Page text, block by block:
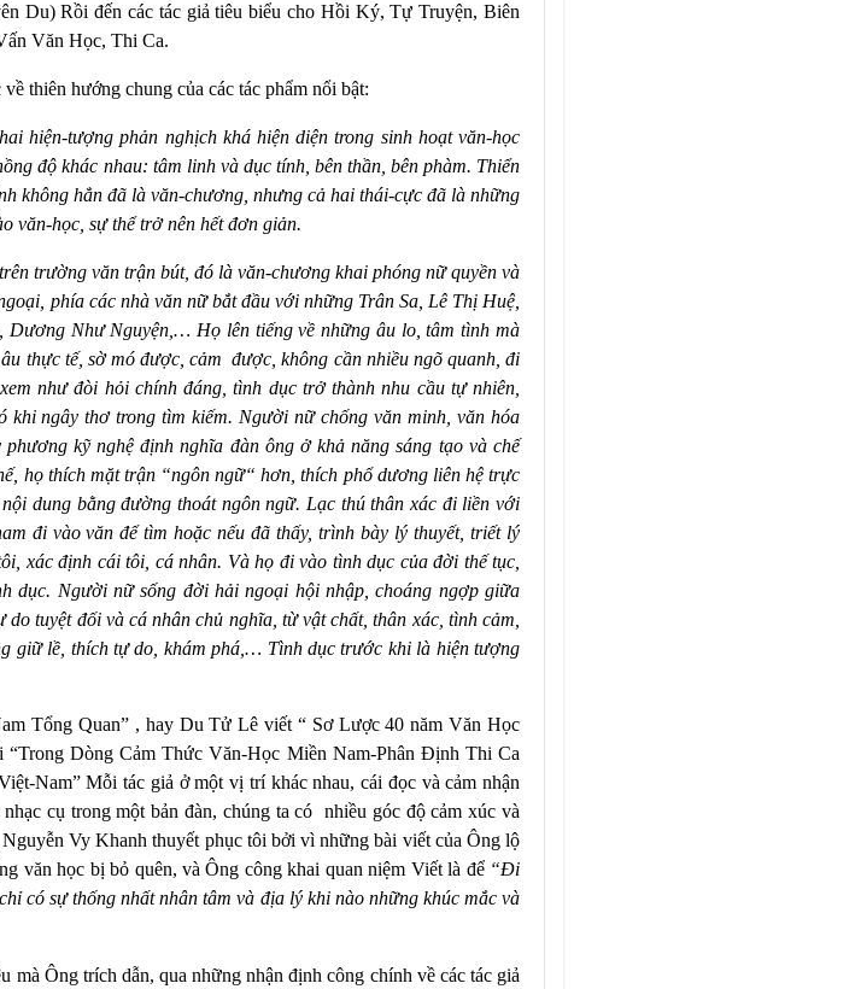
Du) Rồi đến các tác giả tiêu biểu cho Hồi Ký, Tự Truyện, Biên
Văn Học, Thi Ca.
thiên hướng chung của các tác phẩm nổi bật:
hiện-tượng phản nghịch khá hiện diện trong sinh hoạt văn-học
độ khác nhau: tâm linh và dục tính, bên thần, bên phàm. Thiển
không hẳn đã là văn-chương, nhưng cả hai thái-cực đã là những
văn-học, sự thể trở nên hết đơn giản.
trường văn trận bút, đó là văn-chương khai phóng nữ quyền và
phía các nhà văn nữ bắt đầu với những Trân Sa, Lê Thị Huệ,
Như Nguyện,… Họ lên tiếng về những âu lo, tâm tình mà
thực tế, sờ mó được, cảm được, không cần nhiều ngõ quanh, đi
như đòi hỏi chính đáng, tình dục trở thành nhu cầu tự nhiên,
khi ngây thơ trong tìm kiếm. Người nữ chống văn minh, văn hóa
kỹ nghệ định nghĩa đàn ông ở khả năng sáng tạo và chế
họ thích mặt trận “ngôn ngữ“ hơn, thích phổ dương liên hệ trực
dung bằng đường thoát ngôn ngữ. Lạc thú thân xác đi liền với
đi vào văn để tìm hoặc nếu đã thấy, trình bày lý thuyết, triết lý
xác định cái tôi, cá nhân. Và họ đi vào tình dục của đời thế tục,
dục. Người nữ sống đời hải ngoại hội nhập, choáng ngợp giữa
tuyệt đối và cá nhân chủ nghĩa, từ vật chất, thân xác, tình cảm,
giữ lề, thích tự do, khám phá,… Tình dục trước khi là hiện tượng
Tổng Quan” , hay Du Tử Lê viết “ Sơ Lược 40 năm Văn Học
“Trong Dòng Cảm Thức Văn-Học Miền Nam-Phân Định Thi Ca
Nam” Mỗi tác giả ở một vị trí khác nhau, cái đọc và cảm nhận
cụ trong một bản đàn, chúng ta có nhiều góc độ cảm xúc và
Vy Khanh thuyết phục tôi bởi vì những bài viết của Ông lộ
văn học bị bỏ quên, và Ông công khai quan niệm Viết là để“Đi
có sự thống nhất nhân tâm và địa lý khi nào những khúc mắc và
Ông trích dẫn, qua những nhận định công chính về các tác giả